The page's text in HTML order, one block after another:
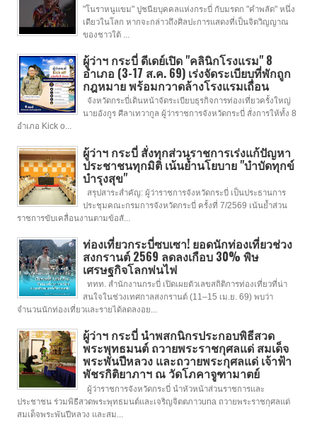
"โนราหนูแขม" ปูชนียบุคคลแห่งกระบี่ กับมรดก "คำพลัด" หนึ่ง
เดียวในโลก หากจะกล่าวถึงศิลปะการแสดงที่เป็นจิตวิญญาณ
ของชาวใต้ ...
ผู้ว่าฯ กระบี่ ดีเดย์เปิด "คลินิกโรงแรม" 8
อำเภอ (3-17 ส.ค. 69) เร่งจัดระเบียบที่พักถูก
กฎหมาย พร้อมกวาดล้างโรงแรมเถื่อน
จังหวัดกระบี่เดินหน้าจัดระเบียบธุรกิจการท่องเที่ยวครั้งใหญ่
นายอังกูร ศีลาเทวากูล ผู้ว่าราชการจังหวัดกระบี่ สั่งการให้ทั้ง 8
อำเภอ Kick o...
ผู้ว่าฯ กระบี่ สั่งทุกส่วนราชการเร่งแก้ปัญหา
ประชาชนทุกมิติ เน้นย้ำนโยบาย "บำบัดทุกข์
บำรุงสุข"
สรุปสาระสำคัญ: ผู้ว่าราชการจังหวัดกระบี่ เป็นประธานการ
ประชุมคณะกรมการจังหวัดกระบี่ ครั้งที่ 7/2569 เน้นย้ำส่วน
ราชการขับเคลื่อนงานตามข้อสั...
ท่องเที่ยวกระบี่ซบเซา! ยอดนักท่องเที่ยวช่วง
สงกรานต์ 2569 ลดลงเกือบ 30% พิษ
เศรษฐกิจโลกพ่นไฟ
ททท. สำนักงานกระบี่ เปิดเผยตัวเลขสถิติการท่องเที่ยวที่น่า
สนใจในช่วงเทศกาลสงกรานต์ (11–15 เม.ย. 69) พบว่า
จำนวนนักท่องเที่ยวและรายได้ลดลงอย...
ผู้ว่าฯ กระบี่ นำพสกนิกรประกอบพิธีสวด
พระพุทธมนต์ ถวายพระราชกุศลแด่ สมเด็จ
พระพันปีหลวง และถวายพระกุศลแด่ เจ้าฟ้า
พัชรกิติยาภาฯ ณ วัดโภคาจูฑามาตย์
ผู้ว่าราชการจังหวัดกระบี่ นำหัวหน้าส่วนราชการและ
ประชาชน ร่วมพิธีสวดพระพุทธมนต์และเจริญจิตตภาวuna ถวายพระราชกุศลแด่
สมเด็จพระพันปีหลวง และสม...